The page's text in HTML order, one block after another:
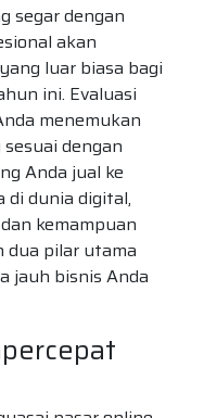
segar dengan
akan
luar biasa bagi
ini. Evaluasi
menemukan
dengan
Anda jual ke
di dunia digital,
kemampuan
dua pilar utama
jauh bisnis Anda